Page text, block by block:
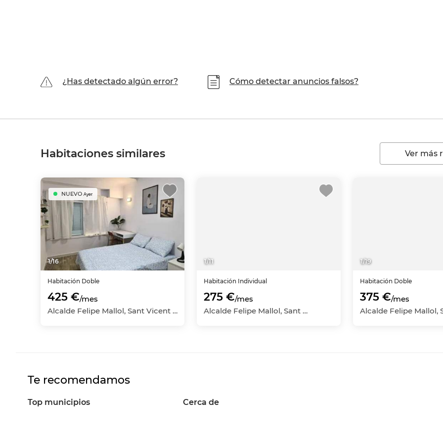
¿Has detectado algún error? Cómo detectar anuncios falsos?
Habitaciones similares Ver más
1/16
NUEVO Ayer
Habitación Doble
425 €/mes
Alcalde Felipe Mallol, Sant Vicent del Raspeig - San Vicente del Raspeig, Alicante
1/11
Habitación Individual
275 €/mes
Alcalde Felipe Mallol, Sant Vicent del Raspeig - San Vicente del Raspeig, Alicante
1/19
Habitación Doble
375 €/mes
Te recomendamos
Top municipios Cerca de